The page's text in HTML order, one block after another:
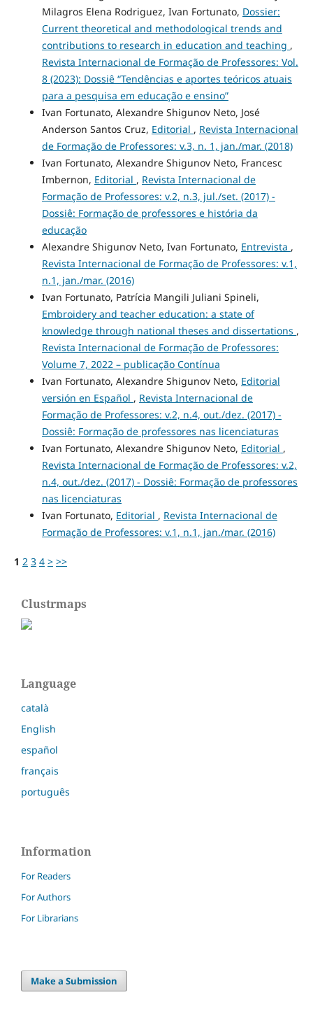
Milagros Elena Rodriguez, Ivan Fortunato, Dossier:
Current theoretical and methodological trends and
contributions to research in education and teaching ,
Revista Internacional de Formação de Professores: Vol.
8 (2023): Dossiê “Tendências e aportes teóricos atuais
para a pesquisa em educação e ensino”
Ivan Fortunato, Alexandre Shigunov Neto, José
Anderson Santos Cruz, Editorial , Revista Internacional
de Formação de Professores: v.3, n. 1, jan./mar. (2018)
Ivan Fortunato, Alexandre Shigunov Neto, Francesc
Imbernon, Editorial , Revista Internacional de
Formação de Professores: v.2, n.3, jul./set. (2017) -
Dossiê: Formação de professores e história da
educação
Alexandre Shigunov Neto, Ivan Fortunato, Entrevista ,
Revista Internacional de Formação de Professores: v.1,
n.1, jan./mar. (2016)
Ivan Fortunato, Patrícia Mangili Juliani Spineli,
Embroidery and teacher education: a state of
knowledge through national theses and dissertations ,
Revista Internacional de Formação de Professores:
Volume 7, 2022 – publicação Contínua
Ivan Fortunato, Alexandre Shigunov Neto, Editorial
versión en Español , Revista Internacional de
Formação de Professores: v.2, n.4, out./dez. (2017) -
Dossiê: Formação de professores nas licenciaturas
Ivan Fortunato, Alexandre Shigunov Neto, Editorial ,
Revista Internacional de Formação de Professores: v.2,
n.4, out./dez. (2017) - Dossiê: Formação de professores
nas licenciaturas
Ivan Fortunato, Editorial , Revista Internacional de
Formação de Professores: v.1, n.1, jan./mar. (2016)
1 2 3 4 > >>
Clustrmaps
Language
català
English
español
français
português
Information
For Readers
For Authors
For Librarians
Make a Submission